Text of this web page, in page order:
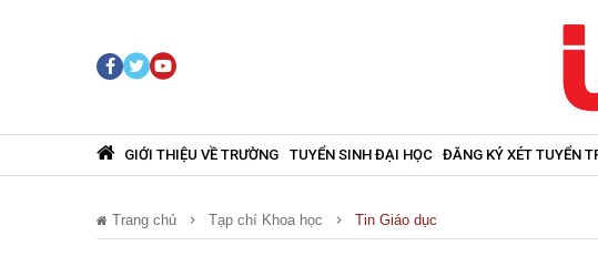
GIỚI THIỆU VỀ TRƯỜNG TUYỂN SINH ĐẠI HỌC ĐĂNG KÝ XÉT TUYỂN
Trang chủ Tạp chí Khoa học Tin Giáo dục